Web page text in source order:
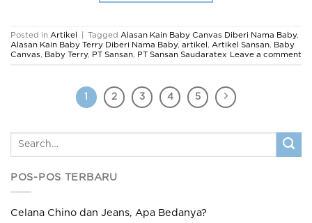
Posted in Artikel Tagged Alasan Kain Baby Canvas Diberi Nama Baby,
Alasan Kain Baby Terry Diberi Nama Baby, artikel , Artikel Sansan, Baby
Canvas, Baby Terry, PT Sansan, PT Sansan Saudaratex Leave a comment
1 2 3 4 5
POS-POS TERBARU
Celana Chino dan Jeans, Apa Bedanya?